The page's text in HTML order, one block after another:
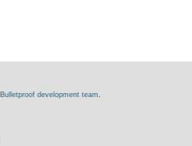
Bulletproof development team